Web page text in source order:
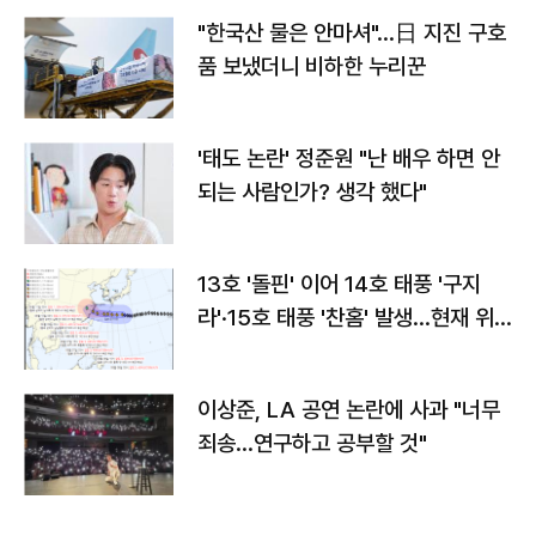
"한국산 물은 안마셔"…日 지진 구호
품 보냈더니 비하한 누리꾼
'태도 논란' 정준원 "난 배우 하면 안
되는 사람인가? 생각 했다"
13호 '돌핀' 이어 14호 태풍 '구지
라'·15호 태풍 '찬홈' 발생…현재 위
이상준, LA 공연 논란에 사과 "너무
죄송…연구하고 공부할 것"